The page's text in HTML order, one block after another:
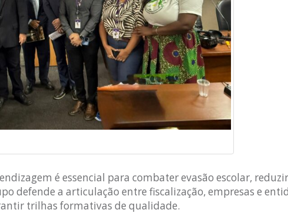
é essencial para combater evasão escolar, reduzir
defende a articulação entre fiscalização, empresas e
trilhas formativas de qualidade.